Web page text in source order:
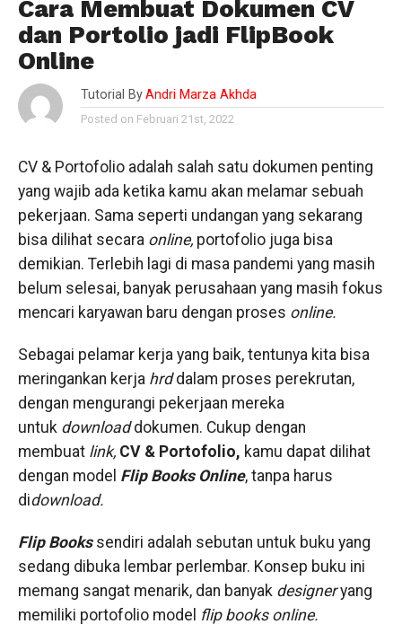
Cara Membuat Dokumen CV
dan Portolio jadi FlipBook
Online
Tutorial By Andri Marza Akhda
Posted on Februari 21st, 2022
CV & Portofolio adalah salah satu dokumen penting
yang wajib ada ketika kamu akan melamar sebuah
pekerjaan. Sama seperti undangan yang sekarang
bisa dilihat secara online, portofolio juga bisa
demikian. Terlebih lagi di masa pandemi yang masih
belum selesai, banyak perusahaan yang masih fokus
mencari karyawan baru dengan proses online.
Sebagai pelamar kerja yang baik, tentunya kita bisa
meringankan kerja hrddalam proses perekrutan,
dengan mengurangi pekerjaan mereka
untuk downloaddokumen. Cukup dengan
membuat link, CV & Portofolio, kamu dapat dilihat
dengan model Flip Books Online, tanpa harus
didownload.
Flip Books sendiri adalah sebutan untuk buku yang
sedang dibuka lembar perlembar. Konsep buku ini
memang sangat menarik, dan banyak designeryang
memiliki portofolio model flip books online.